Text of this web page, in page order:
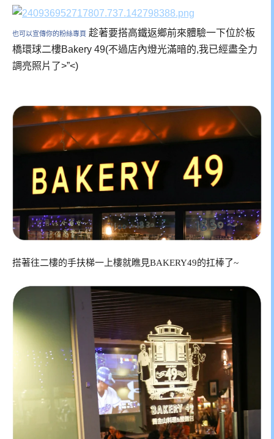
也可以宣傳你的粉絲專頁 趁著要搭高鐵返鄉前來體驗一下位於板
橋環球二樓Bakery 49(不過店內燈光滿暗的,我已經盡全力
調亮照片了>”<)
搭著往二樓的手扶梯一上樓就瞧見BAKERY49的扛棒了~